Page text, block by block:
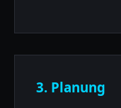
3. Planung